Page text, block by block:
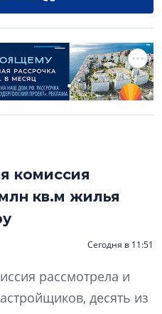
комиссия
кв.м жилья
Сегодня в 11:51
рассмотрела и
десять из